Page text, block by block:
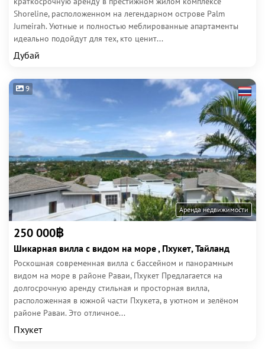
Shoreline, расположенном на легендарном острове Palm
Jumeirah. Уютные и полностью меблированные апартаменты
идеально подойдут для тех, кто ценит...
Дубай
9
Аренда недвижимости
250 000฿
Шикарная вилла с видом на море , Пхукет, Тайланд
Роскошная современная вилла с бассейном и панорамным
видом на море в районе Раваи, Пхукет Предлагается на
долгосрочную аренду стильная и просторная вилла,
расположенная в южной части Пхукета, в уютном и зелёном
районе Раваи. Это отличное...
Пхукет